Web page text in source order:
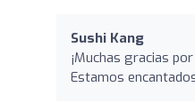
Sushi Kang
¡Muchas gracias
Estamos